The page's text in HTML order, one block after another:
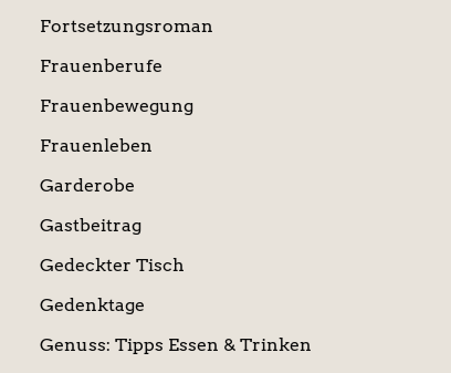
Fortsetzungsroman
Frauenberufe
Frauenbewegung
Frauenleben
Garderobe
Gastbeitrag
Gedeckter Tisch
Gedenktage
Genuss: Tipps Essen & Trinken